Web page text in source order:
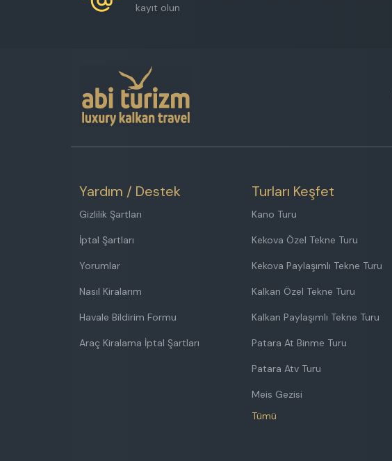
kayıt olun
Yardım / Destek
Gizlilik Şartları
İptal Şartları
Yorumlar
Nasıl Kiralarım
Havale Bildirim Formu
Araç Kiralama İptal Şartları
Turları Keşfet
Kano Turu
Kekova Özel Tekne Turu
Kekova Paylaşımlı Tekne Turu
Kalkan Özel Tekne Turu
Kalkan Paylaşımlı Tekne Turu
Patara At Binme Turu
Patara Atv Turu
Meis Gezisi
Tümü